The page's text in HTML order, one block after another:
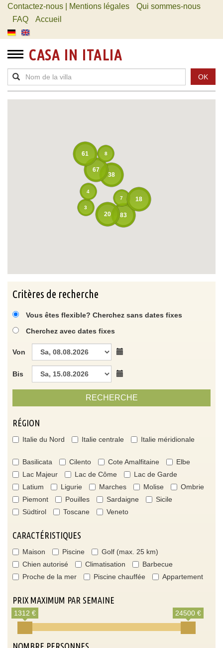
Contactez-nous | Mentions légales
Qui sommes-nous
FAQ
Accueil
CASA IN ITALIA
OK
38
67
8
83
7
61
18
20
3
4
Critères de recherche
Vous êtes flexible? Cherchez sans dates fixes
Cherchez avec dates fixes
Von
Bis
RECHERCHE
RÉGION
Italie du Nord Italie centrale Italie méridionale
Basilicata Cilento Cote Amalfitaine
Elbe
Lac Majeur
Lac de Côme
Lac de Garde
Latium
Ligurie Marches Molise
Ombrie
Piemont
Pouilles Sardaigne
Sicile
Südtirol
Toscane Veneto
CARACTÉRISTIQUES
Maison Piscine
Golf (max. 25 km)
Chien autorisé
Climatisation
Barbecue
Proche de la mer
Piscine chauffée Appartement
PRIX MAXIMUM PAR SEMAINE
1312 € 24500 €
NOMBRE PERSONNES